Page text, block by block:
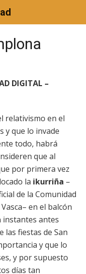
DIGITAL –
relativismo en el
y que lo invade
todo, habrá
que al
por primera vez
la ikurriña –
de la Comunidad
en el balcón
instantes antes
las fiestas de San
y que lo
y por supuesto
días tan